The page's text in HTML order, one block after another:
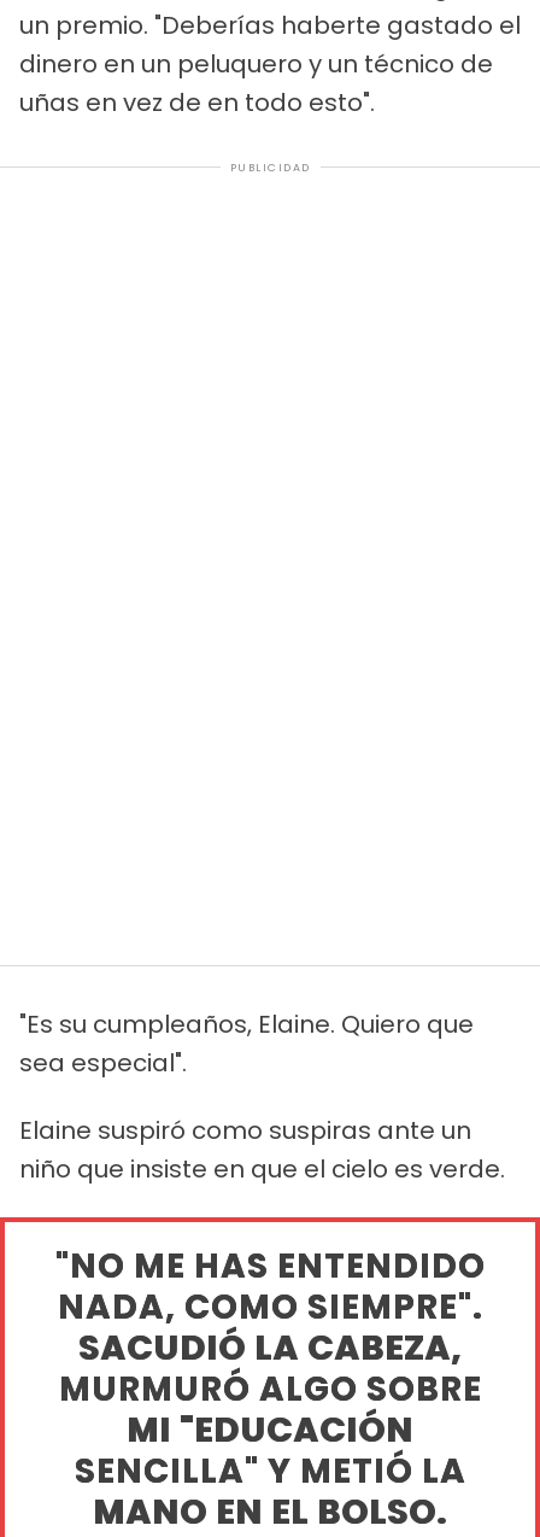
un premio. "Deberías haberte gastado el
dinero en un peluquero y un técnico de
uñas en vez de en todo esto".
PUBLICIDAD
"Es su cumpleaños, Elaine. Quiero que
sea especial".
Elaine suspiró como suspiras ante un
niño que insiste en que el cielo es verde.
"NO ME HAS ENTENDIDO
NADA, COMO SIEMPRE".
SACUDIÓ LA CABEZA,
MURMURÓ ALGO SOBRE
MI "EDUCACIÓN
SENCILLA" Y METIÓ LA
MANO EN EL BOLSO.